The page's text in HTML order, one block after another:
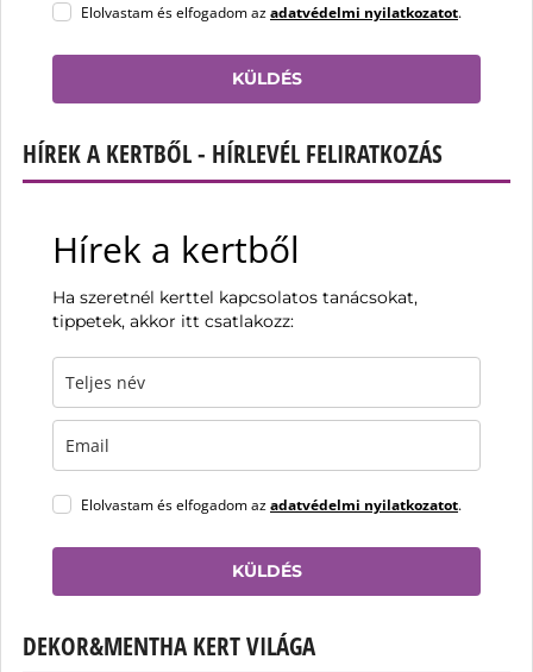
Elolvastam és elfogadom azadatvédelmi nyilatkozatot.
KÜLDÉS
HÍREK A KERTBŐL - HÍRLEVÉL FELIRATKOZÁS
Hírek a kertből
Ha szeretnél kerttel kapcsolatos tanácsokat,
tippetek, akkor itt csatlakozz:
Elolvastam és elfogadom azadatvédelmi nyilatkozatot.
KÜLDÉS
DEKOR&MENTHA KERT VILÁGA